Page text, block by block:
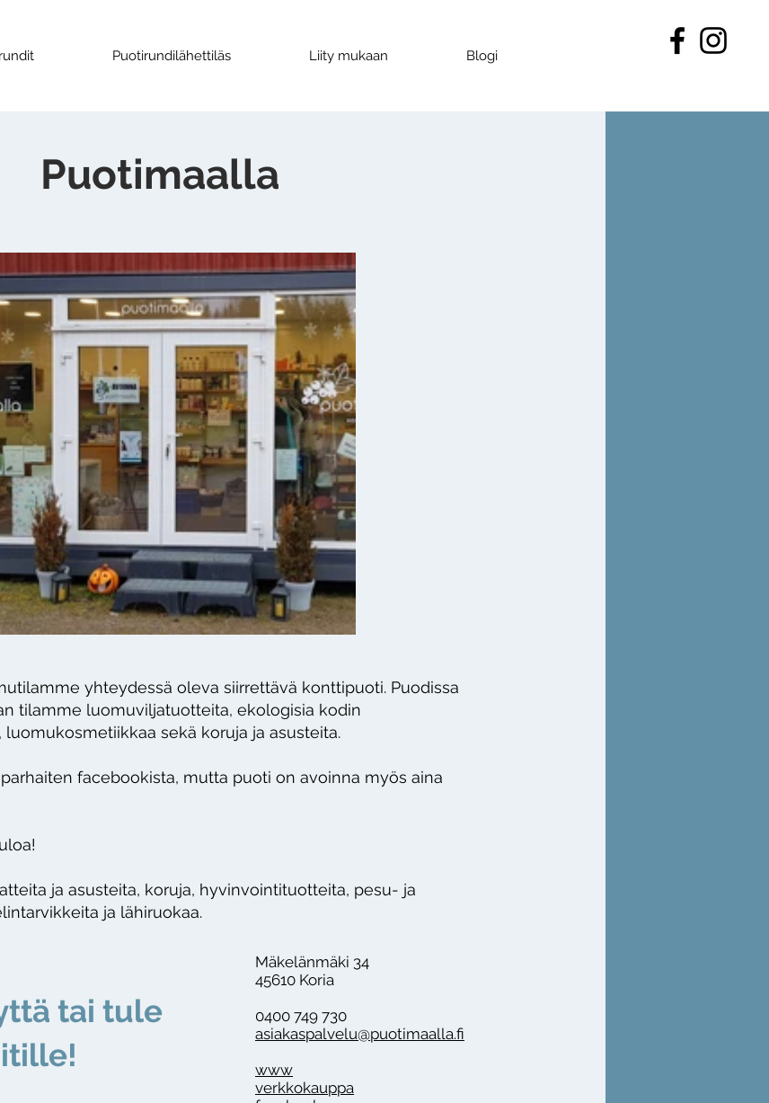
Puotirundilähettiläs Liity mukaan Blogi
Puotimaalla
yhteydessä oleva siirrettävä konttipuoti. Puodissa
tilamme luomuviljatuotteita, ekologisia kodin
sekä koruja ja asusteita.
facebookista, mutta puoti on avoinna myös aina
ja asusteita, koruja, hyvinvointituotteita, pesu- ja
ja lähiruokaa.
tai tule
Mäkelänmäki 34
45610 Koria
0400 749 730
asiakaspalvelu@puotimaalla.fi
www
verkkokauppa